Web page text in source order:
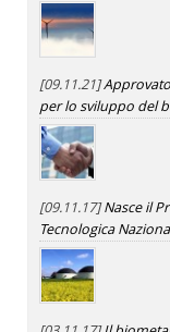
[09.11.21]
per lo sviluppo del
[09.11.17]Nasce il
Tecnologica